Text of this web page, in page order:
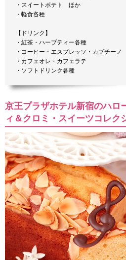
・スイートポテト ほか
・軽食各種
【ドリンク】
・紅茶・ハーブティー各種
・コーヒー・エスプレッソ・カプチーノ
・カフェオレ・カフェラテ
・ソフトドリンク各種
京王プラザホテル新宿のハロ
ィ＆クロミ・スイーツコレク